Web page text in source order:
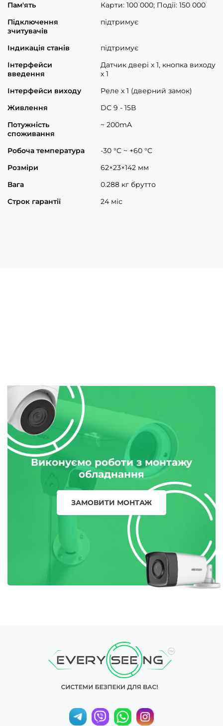
Пам'ять
Карти: 100 000; Події: 150 000
Підключення
зчитувачів
підтримує
Індикація станів
підтримує
Інтерфейси
введення
Датчик двері х 1, кнопка виходу
х 1
Інтерфейси виходу
Реле х 1 (дверний замок)
Живлення
DC 9 - 15В
Потужність
споживання
~ 200mA
Робоча температура
-30 °C ~ +60 °C
Розміри
62×23×142 мм
Вага
0.288 кг брутто
Строк гарантії
24 міс
Виконуємо роботи з монтажу
обладнання
ЗАМОВИТИ МОНТАЖ